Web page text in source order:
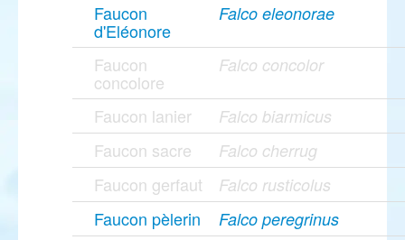
Faucon
d'Eléonore
Falco eleonorae
Faucon
concolore
Falco concolor
Faucon lanier Falco biarmicus
Faucon sacre Falco cherrug
Faucon gerfaut Falco rusticolus
Faucon pèlerin Falco peregrinus